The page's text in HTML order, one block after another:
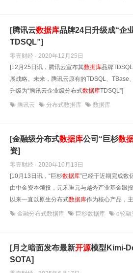
[腾讯云数据库品牌24日升级成“企
TDSQL”]
零壹财经 · 2020年12月25日
[12月25日讯，腾讯云宣布其数据库品牌
展战略。未来，腾讯云原有的TDSQL、TBase
升级为“腾讯云企业级分布式数据库TDSQL”]
腾讯云 分布式数据库 数据库
[金融级分布式数据库公司“巨杉数
资]
零壹财经 · 2020年10月13日
[10月13日讯，“巨杉数据库”已经于近期完成数
由中金资本领投，元禾重元与越秀产业基金跟
以来一直以原生分布式数据库作为核心产品，
金融分布式数据库 巨杉数据库 d轮融
[月之暗面发布最新开源模型Kimi-
SOTA]